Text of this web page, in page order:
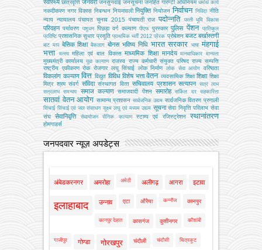
स्वास्थ्य छात्रवृत्ति जनवरी जनसुनवाई जनसूचना जनहित गारण्टी अधिनियम धर्मार्थ कार्य
नकदीकरण नगर विकास निबन्‍धन नियमावली नियुक्ति नियोजन निर्वाचन निविदा नीति
न्याय न्यायालय पंचायत चुनाव 2015 पंचायती राज पदोन्नति परती भूमि विकास
परिवहन पर्यावरण पशुधन पिछड़ा वर्ग कल्‍याण पीएफ पुरस्कार पुलिस पेंशन
प्रतिकूल
प्रविष्टि प्रशासनिक सुधार प्रसूति प्राथमिक भर्ती 2012 प्रेरक प्रोबेशन बजट बर्खास्तगी
बाट माप बेसिक शिक्षा बैकलाग बोनस भविष्य निधि भारत सरकार भाषा मंहगाई
भत्ता
मत्‍स्‍य महिला एवं बाल विकास माध्यमिक शिक्षा मानदेय मानवाधिकार मान्यता
मुख्‍यमंत्री कार्यालय युवा कल्याण राजस्व राज्य कर्मचारी संयुक्त परिषद राज्य सम्पत्ति
राष्ट्रीय एकीकरण रोक रोजगार लघु सिंचाई लोक निर्माण लोक सेवा आयोग वरिष्ठता
विकलांग कल्याण वित्त विद्युत विविध विशेष भत्ता वेतन व्‍यवसायिक शिक्षा शिक्षा शिक्षा
मित्र श्रम संवर्ग संविदा संस्‍थागत वित्‍त सचिवालय प्रशासन सत्यापन सत्र लाभ
सत्रलाभ
समन्वय समाज कल्याण समाजवादी पेंशन समारोह सर्किल दर सहकारिता
सातवां वेतन आयोग सामान्य प्रशासन सार्वजनिक उद्यम सार्वजनिक वितरण प्रणाली
सिंचाई सिंचाई एवं जल संसाधन सूक्ष्म लघु एवं मध्यम उद्यम सूचना सेवा निवृत्ति परिलाभ सेवा
संघ
सेवानिवृत्ति सेवायोजन सैनिक कल्‍याण स्टाम्प एवं रजिस्ट्रेशन स्थानांतरण
होमगाडर्स
जनपदवार न्यूज़ अपडेट्स
अंबेडकरनगर अमरोहा अमेठी अलीगढ़ आगरा इटावा
इलाहाबाद उन्नाव एटा औरैया कन्नौज कानपुर
कानपुर देहात कासगंज कुशीनगर कौशांबी
गाजीपुर गोण्डा गोरखपुर चंदौली चंदौसी चित्रकूट